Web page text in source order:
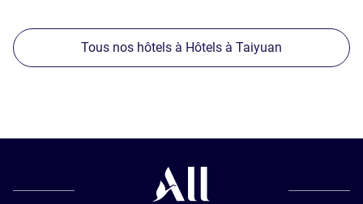
Tous nos hôtels à Hôtels à Taiyuan